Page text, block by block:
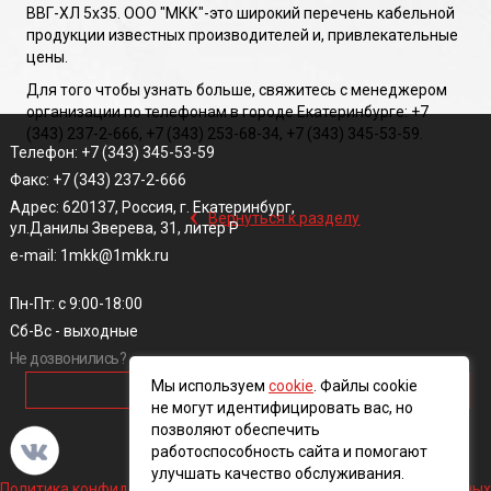
ВВГ-ХЛ 5х35. ООО "МКК"-это широкий перечень кабельной
продукции известных производителей и, привлекательные
цены.
Для того чтобы узнать больше, свяжитесь с менеджером
организации по телефонам в городе Екатеринбурге: +7
(343) 237-2-666, +7 (343) 253-68-34, +7 (343) 345-53-59.
‹ Вернуться к разделу
Телефон: +7 (343) 345-53-59
Факс: +7 (343) 237-2-666
Адрес: 620137, Россия, г. Екатеринбург,
ул.Данилы Зверева, 31, литер Р
e-mail: 1mkk@1mkk.ru
Пн-Пт: с 9:00-18:00
Сб-Вс - выходные
Не дозвонились?
ОБРАТНЫЙ ЗВОНОК
Мы используем cookie . Файлы cookie
не могут идентифицировать вас, но
позволяют обеспечить
работоспособность сайта и помогают
улучшать качество обслуживания.